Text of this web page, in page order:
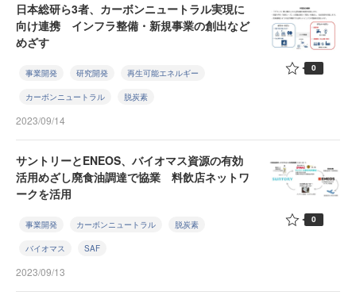
日本総研ら3者、カーボンニュートラル実現に
向け連携 インフラ整備・新規事業の創出など
めざす
事業開発 研究開発 再生可能エネルギー
カーボンニュートラル 脱炭素
2023/09/14
0
サントリーとENEOS、バイオマス資源の有効
活用めざし廃食油調達で協業 料飲店ネットワ
ークを活用
事業開発 カーボンニュートラル 脱炭素
バイオマス SAF
2023/09/13
0